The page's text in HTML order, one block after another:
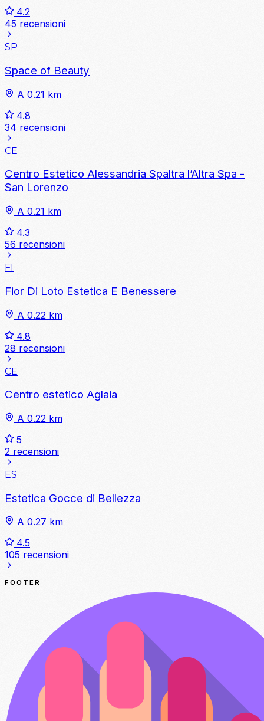
4.2
45 recensioni
SP
Space of Beauty
A 0.21 km
4.8
34 recensioni
CE
Centro Estetico Alessandria Spaltra l’Altra Spa -
San Lorenzo
A 0.21 km
4.3
56 recensioni
FI
Fior Di Loto Estetica E Benessere
A 0.22 km
4.8
28 recensioni
CE
Centro estetico Aglaia
A 0.22 km
5
2 recensioni
ES
Estetica Gocce di Bellezza
A 0.27 km
4.5
105 recensioni
FOOTER